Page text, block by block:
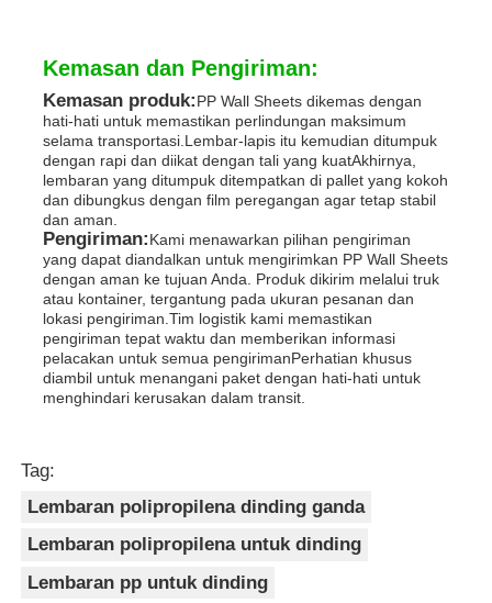
Kemasan dan Pengiriman:
Kemasan produk:PP Wall Sheets dikemas dengan
hati-hati untuk memastikan perlindungan maksimum
selama transportasi.Lembar-lapis itu kemudian ditumpuk
dengan rapi dan diikat dengan tali yang kuatAkhirnya,
lembaran yang ditumpuk ditempatkan di pallet yang kokoh
dan dibungkus dengan film peregangan agar tetap stabil
dan aman.
Pengiriman:Kami menawarkan pilihan pengiriman
yang dapat diandalkan untuk mengirimkan PP Wall Sheets
dengan aman ke tujuan Anda. Produk dikirim melalui truk
atau kontainer, tergantung pada ukuran pesanan dan
lokasi pengiriman.Tim logistik kami memastikan
pengiriman tepat waktu dan memberikan informasi
pelacakan untuk semua pengirimanPerhatian khusus
diambil untuk menangani paket dengan hati-hati untuk
menghindari kerusakan dalam transit.
Tag:
Lembaran polipropilena dinding ganda
Lembaran polipropilena untuk dinding
Lembaran pp untuk dinding